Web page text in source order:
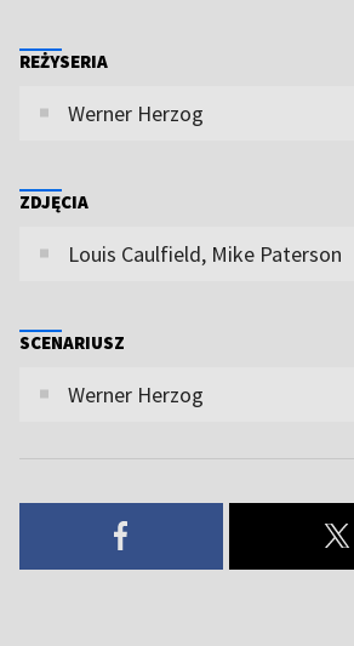
REŻYSERIA
Werner Herzog
ZDJĘCIA
Louis Caulfield, Mike Paterson
SCENARIUSZ
Werner Herzog